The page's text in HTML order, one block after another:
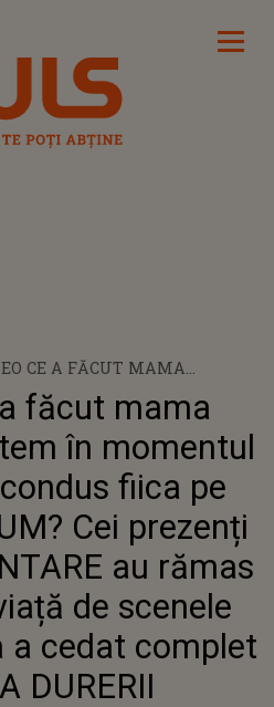
CE A FĂCUT MAMA
ECE İRTEM ÎN
ÎN CARE ȘI-A CONDUS
PE ULTIMUL DRUM? CEI
LA ÎNMORMÂNTARE AU
MARCAȚI PE VIAȚĂ DE
TRĂITE. FEMEIA A CEDAT
ÎN FAȚA DURERII
făcut mama
în momentul
fiica pe
Cei prezenți
au rămas
de scenele
a cedat complet
DURERII